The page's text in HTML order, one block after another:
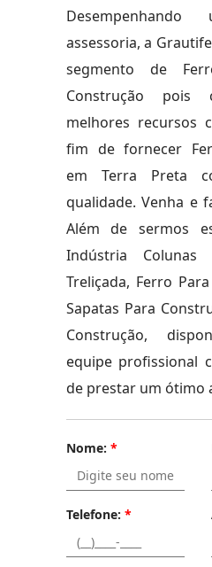
assessoria, a
segmento de
Construção
melhores recursos
fim de fornecer
em Terra Preta
qualidade. Venha e
Além de sermos
Indústria
Treliçada, Ferro
Sapatas Para
Construção,
equipe profissional
de prestar um ótimo
Nome: *
Telefone: *